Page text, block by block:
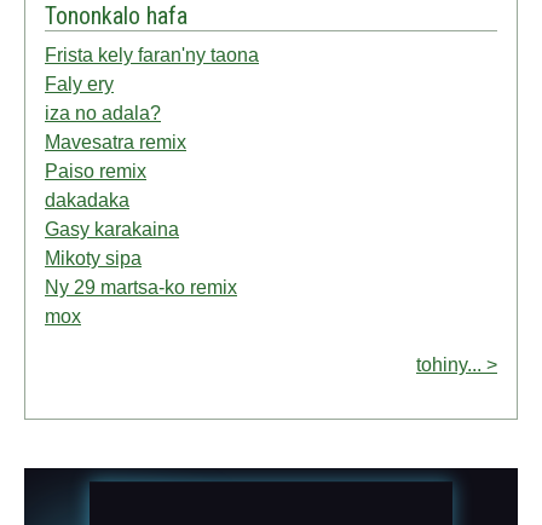
Tononkalo hafa
Frista kely faran'ny taona
Faly ery
iza no adala?
Mavesatra remix
Paiso remix
dakadaka
Gasy karakaina
Mikoty sipa
Ny 29 martsa-ko remix
mox
tohiny... >